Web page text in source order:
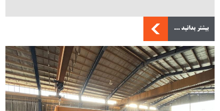
بیشتر بدانید ...